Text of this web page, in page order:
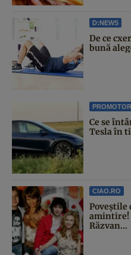
D:NEWS
De ce
bună
Ce se
Tesla în
CIAO.RO
Poveştile
amintire!
Răzvan...